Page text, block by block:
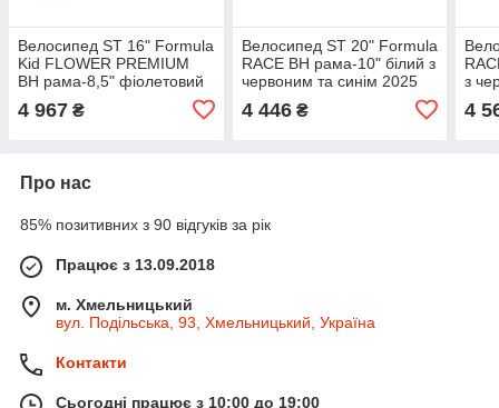
Велосипед ST 16" Formula
Kid FLOWER PREMIUM
BH рама-8,5" фіолетовий
4 967 ₴
Велосипед ST 20" Formula
RACE BH рама-10" білий з
червоним та синім 2025
4 446₴
з
4
Про нас
85% позитивних з 90 відгуків за рік
Працює з 13.09.2018
м. Хмельницький
вул. Подільська, 93, Хмельницький, Україна
Контакти
Сьогодні працює з 10:00 до 19:00